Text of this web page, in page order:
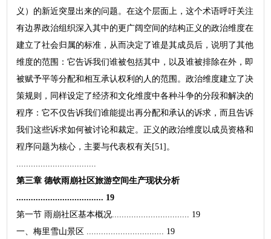
义）的新近突显出来的问题。在这个层面上，这个术语呼吁关注
有边界政治组织深入其中的更广阔空间的结构正义的政治维度在
建立了社会归属的标准，从而决定了谁是其成员后，说明了其他
维度的范围：它告诉我们谁被包括其中，以及谁被排除在外，即
被赋予平等分配和相互承认权利的人的范围。政治维度建立了决
策规则，同样设定了经济和文化维度中各种斗争的分段和解决的
程序：它不仅告诉我们谁能提出再分配和承认的诉求，而且告诉
我们这些诉求如何被讨论和裁定。正义的政治维度以成员资格和
程序问题为核心，主要与代表权有关[51]。
.................................
第三章 德钦雨崩社区旅游空间生产现状分析
.................................... 19
第一节 雨崩社区基本概况................................ 19
一、梅里雪山景区 ................................ 19